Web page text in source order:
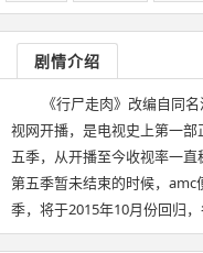
剧情介绍
《行尸走肉》改编自同
视网开播，是电视史上第一
五季，从开播至今收视率一直
第五季暂未结束的时候，
季，将于2015年10月份回归，